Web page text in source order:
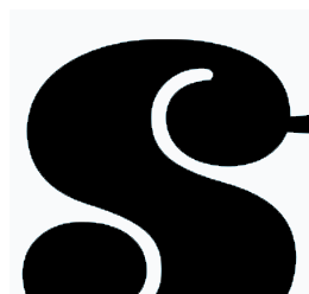
容